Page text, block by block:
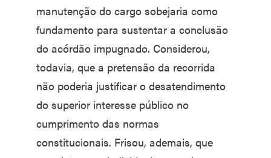
manutenção do cargo sobejaria como
fundamento para sustentar a conclusão
do acórdão impugnado. Considerou,
todavia, que a pretensão da recorrida
não poderia justificar o desatendimento
do superior interesse público no
cumprimento das normas
constitucionais. Frisou, ademais, que